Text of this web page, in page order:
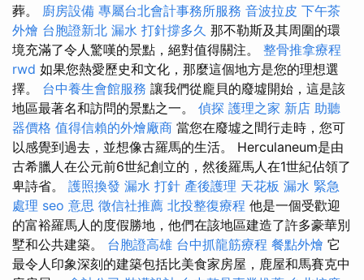
葬。 廚房設備 專屬台北會計事務所服務 音波拉皮 下午茶
外燴 台胞證新北 漏水 打針撐多久 那不勒斯及其周圍的環
境充滿了令人驚嘆的景點，絕對值得關注。 整骨推拿療程
rwd 如果您熱愛歷史和文化，那麼這個地方是您的理想選
擇。 台中養生會館服務 讓我們從龐貝的廢墟開始，這是該
地區最著名和訪問的景點之一。 偵探 護理之家 新店 助聽
器價格 值得信賴的外燴廠商 當您在廢墟之間行走時，您可
以感覺到過去，並想像古羅馬的生活。 Herculaneum是由
古希臘人在公元前6世紀創立的，然後羅馬人在1世紀佔領了
卑詩省。 護照換發 漏水 打針 產後護理 天花板 漏水 緊急
處理 seo 意思 徵信社推薦 北投整復療程 他是一個受歡迎
的富裕羅馬人的度假勝地，他們在該地區建造了許多豪華別
墅和公共建築。 台胞證高雄 台中抓龍筋療程 餐點外燴 它
最令人印象深刻的建築包括比美食家房屋，鹿屋和馬賽克中